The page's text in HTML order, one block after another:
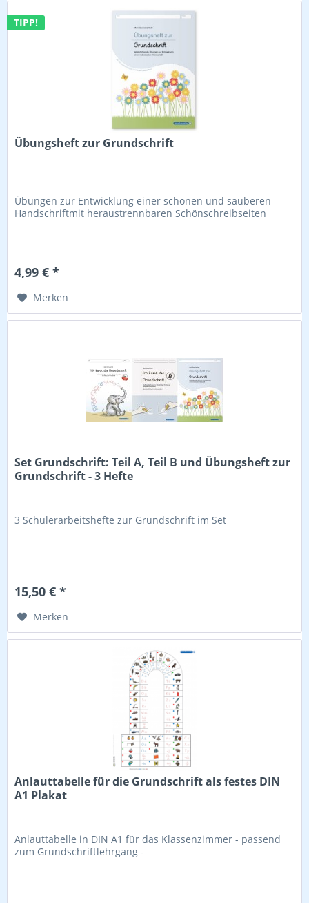
TIPP!
Übungsheft zur Grundschrift
Übungen zur Entwicklung einer schönen und sauberen
Handschriftmit heraustrennbaren Schönschreibseiten
4,99 € *
Merken
Set Grundschrift: Teil A, Teil B und Übungsheft zur
Grundschrift - 3 Hefte
3 Schülerarbeitshefte zur Grundschrift im Set
15,50 € *
Merken
Anlauttabelle für die Grundschrift als festes DIN
A1 Plakat
Anlauttabelle in DIN A1 für das Klassenzimmer - passend
zum Grundschriftlehrgang -